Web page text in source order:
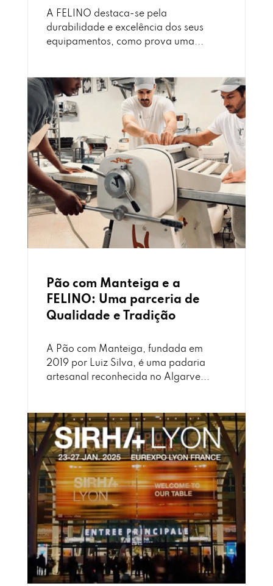
A FELINO destaca-se pela
durabilidade e excelência dos seus
equipamentos, como prova uma...
Pão com Manteiga e a
FELINO: Uma parceria de
Qualidade e Tradição
A Pão com Manteiga, fundada em
2019 por Luiz Silva, é uma padaria
artesanal reconhecida no Algarve...